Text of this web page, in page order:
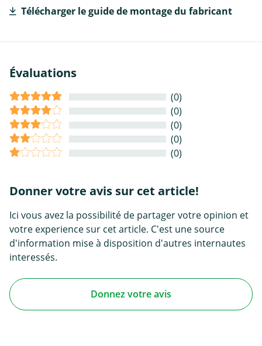
Télécharger le guide de montage du fabricant
Évaluations
(0)
(0)
(0)
(0)
(0)
Donner votre avis sur cet article!
Ici vous avez la possibilité de partager votre opinion et
votre experience sur cet article. C'est une source
d'information mise à disposition d'autres internautes
interessés.
Donnez votre avis